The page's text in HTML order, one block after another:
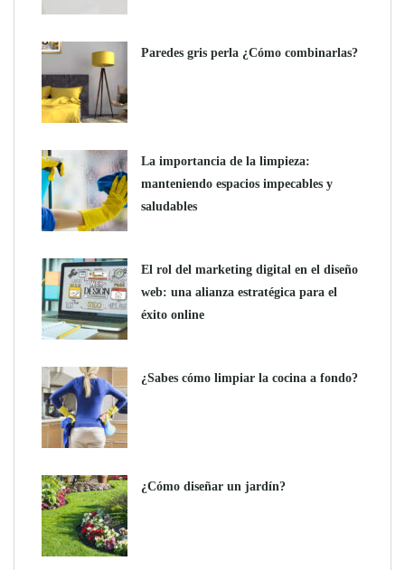
Paredes gris perla ¿Cómo combinarlas?
La importancia de la limpieza:
manteniendo espacios impecables y
saludables
El rol del marketing digital en el diseño
web: una alianza estratégica para el
éxito online
¿Sabes cómo limpiar la cocina a fondo?
¿Cómo diseñar un jardín?